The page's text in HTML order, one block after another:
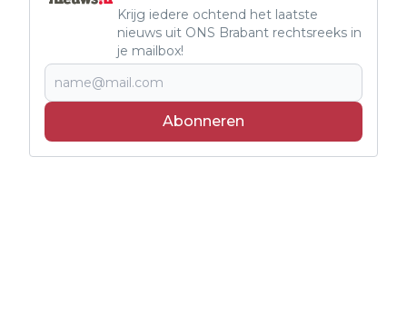
Krijg iedere ochtend het laatste
nieuws uit ONS Brabant rechtsreeks in
je mailbox!
Abonneren